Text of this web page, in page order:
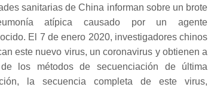
sanitarias de China informan sobre un brote
atípica causado por un agente
El 7 de enero 2020, investigadores chinos
este nuevo virus, un coronavirus y obtienen a
los métodos de secuenciación de última
la secuencia completa de este virus,